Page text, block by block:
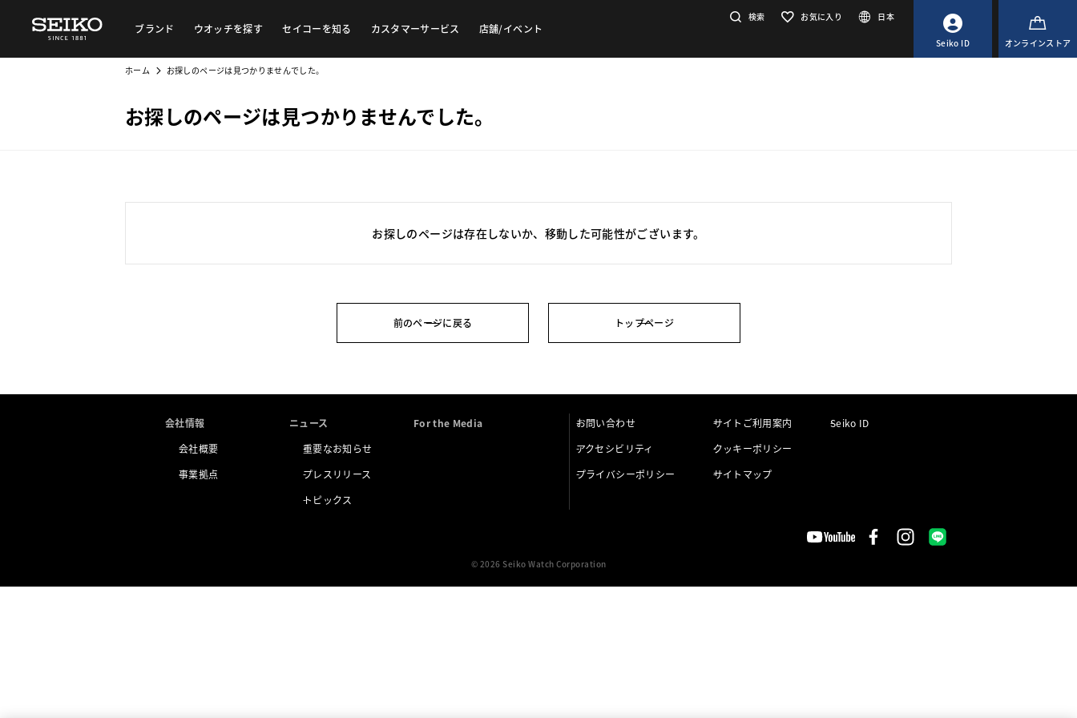
ブランド ウオッチを探す セイコーを知る カスタマーサービス 店舗/イベント
検索 お気に入り 日本
Seiko ID オンラインストア
ホーム お探しのページは見つかりませんでした。
お探しのページは見つかりませんでした。
お探しのページは存在しないか、移動した可能性がございます。
前のページに戻る トップページ
会社情報
会社概要
事業拠点
ニュース
重要なお知らせ
プレスリリース
トピックス
For the Media
お問い合わせ
アクセシビリティ
プライバシーポリシー
サイトご利用案内
クッキーポリシー
サイトマップ
Seiko ID
© 2026 Seiko Watch Corporation